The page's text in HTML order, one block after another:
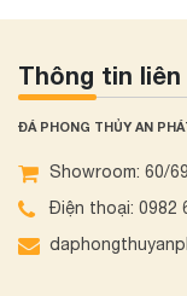
Thông tin liên
ĐÁ PHONG THỦY AN
Showroom: 60/
Điện thoại: 0982